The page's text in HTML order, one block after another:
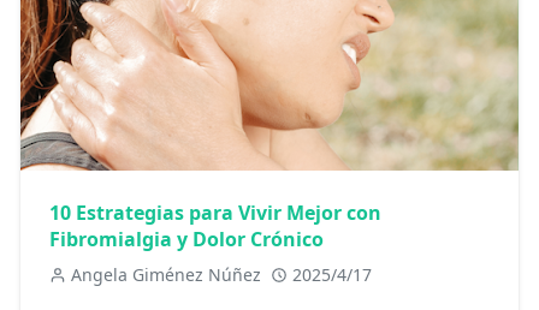
10 Estrategias para Vivir Mejor con
Fibromialgia y Dolor Crónico
Angela Giménez Núñez 2025/4/17